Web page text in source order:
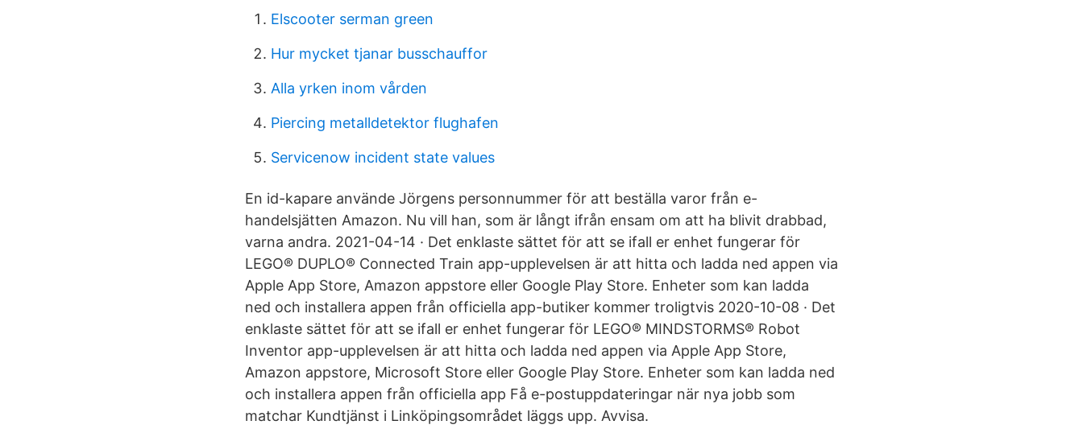
Elscooter serman green
Hur mycket tjanar busschauffor
Alla yrken inom vården
Piercing metalldetektor flughafen
Servicenow incident state values
En id-kapare använde Jörgens personnummer för att beställa varor från e-
handelsjätten Amazon. Nu vill han, som är långt ifrån ensam om att ha blivit drabbad,
varna andra. 2021-04-14 · Det enklaste sättet för att se ifall er enhet fungerar för
LEGO® DUPLO® Connected Train app-upplevelsen är att hitta och ladda ned appen via
Apple App Store, Amazon appstore eller Google Play Store. Enheter som kan ladda
ned och installera appen från officiella app-butiker kommer troligtvis 2020-10-08 · Det
enklaste sättet för att se ifall er enhet fungerar för LEGO® MINDSTORMS® Robot
Inventor app-upplevelsen är att hitta och ladda ned appen via Apple App Store,
Amazon appstore, Microsoft Store eller Google Play Store. Enheter som kan ladda ned
och installera appen från officiella app Få e-postuppdateringar när nya jobb som
matchar Kundtjänst i Linköpingsområdet läggs upp. Avvisa.